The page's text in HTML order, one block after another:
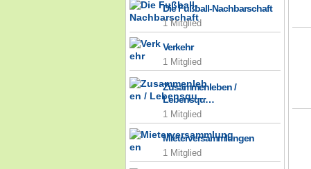
Die Fußball-Nachbarschaft
1 Mitglied
Verkehr
1 Mitglied
Zusammenleben /
Lebensqu…
1 Mitglied
Mieterversammlungen
1 Mitglied